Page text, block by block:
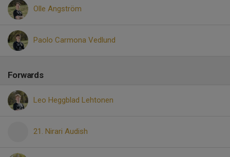
Olle Angström
Paolo Carmona Vedlund
Forwards
Leo Heggblad Lehtonen
21. Nirari Audish